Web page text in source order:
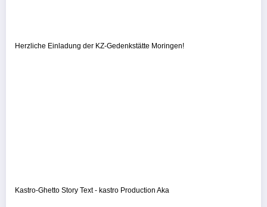
Herzliche Einladung der KZ-Gedenkstätte Moringen!
Kastro-Ghetto Story Text - kastro Production Aka